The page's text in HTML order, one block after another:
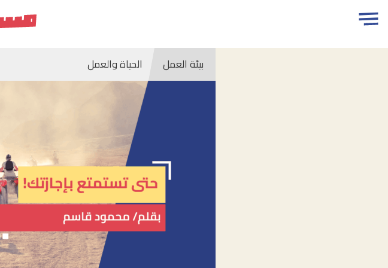
تجاوز
الاعلان
Open
menu
بيئة العمل الحياة والعمل